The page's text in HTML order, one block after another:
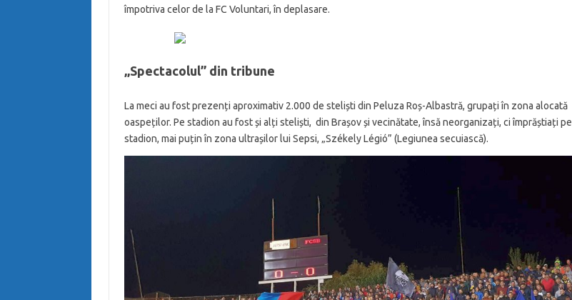
împotriva celor de la FC Voluntari, în deplasare.
„Spectacolul” din tribune
La meci au fost prezenți aproximativ 2.000 de steliști din Peluza Roș-Albastră, grupați în zona alocată
oaspeților. Pe stadion au fost și alți steliști, din Brașov și vecinătate, însă neorganizați, ci împrăștiați pe
stadion, mai puțin în zona ultrașilor lui Sepsi, „Székely Légió” (Legiunea secuiască).